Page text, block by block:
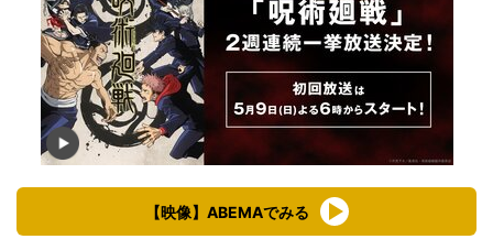
【映像】ABEMAでみる